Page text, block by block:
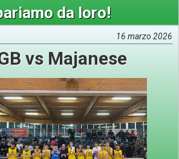
da loro!
16 marzo 2026
vs Majanese